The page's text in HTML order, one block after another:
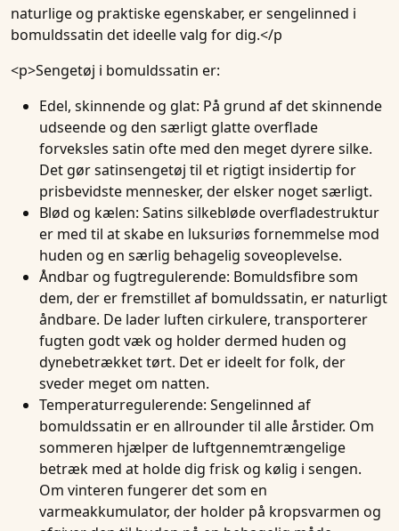
naturlige og praktiske egenskaber, er sengelinned i
bomuldssatin det ideelle valg for dig.</p
<p>Sengetøj i bomuldssatin er:
Edel, skinnende og glat: På grund af det skinnende
udseende og den særligt glatte overflade
forveksles satin ofte med den meget dyrere silke.
Det gør satinsengetøj til et rigtigt insidertip for
prisbevidste mennesker, der elsker noget særligt.
Blød og kælen: Satins silkebløde overfladestruktur
er med til at skabe en luksuriøs fornemmelse mod
huden og en særlig behagelig soveoplevelse.
Åndbar og fugtregulerende: Bomuldsfibre som
dem, der er fremstillet af bomuldssatin, er naturligt
åndbare. De lader luften cirkulere, transporterer
fugten godt væk og holder dermed huden og
dynebetrækket tørt. Det er ideelt for folk, der
sveder meget om natten.
Temperaturregulerende: Sengelinned af
bomuldssatin er en allrounder til alle årstider. Om
sommeren hjælper de luftgennemtrængelige
betræk med at holde dig frisk og kølig i sengen.
Om vinteren fungerer det som en
varmeakkumulator, der holder på kropsvarmen og